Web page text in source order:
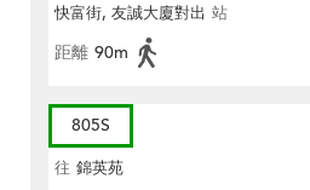
快富街, 友誠大廈對出 站
距離 90m
805S
往 錦英苑